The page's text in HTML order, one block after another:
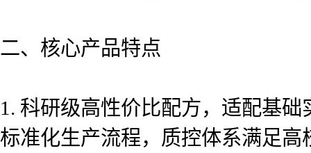
二、核心产品特点
1. 科研级高性价比配方，适配基础
标准化生产流程，质控体系满足